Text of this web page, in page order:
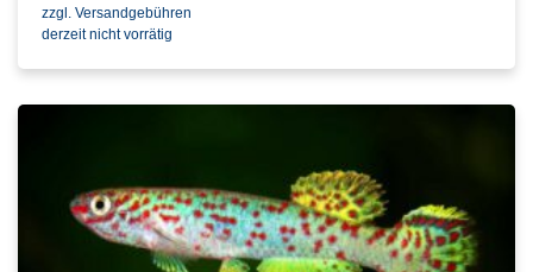
zzgl. Versandgebühren
derzeit nicht vorrätig